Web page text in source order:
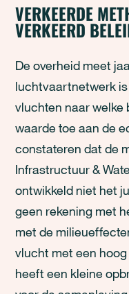
VERKEERDE
VERKEERD
De overheid meet
luchtvaartnetwerk
vluchten naar welke
waarde toe aan de
constateren dat de
Infrastructuur &
ontwikkeld niet het
geen rekening met
met de
vlucht met een
heeft een kleine